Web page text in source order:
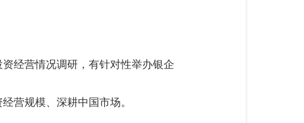
经营情况调研，有针对性举办银企
营规模、深耕中国市场。